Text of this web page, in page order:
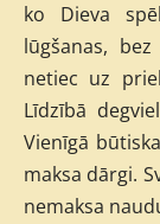
ko Dieva
lūgšanas,
netiec uz
Līdzībā
Vienīgā
maksa dārgi.
nemaksa